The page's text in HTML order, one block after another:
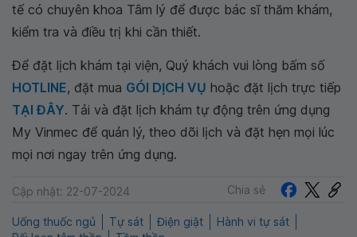
tế có chuyên khoa Tâm lý để được bác sĩ thăm khám,
kiểm tra và điều trị khi cần thiết.
Để đặt lịch khám tại viện, Quý khách vui lòng bấm số
HOTLINE, đặt mua GÓI DỊCH VỤ hoặc đặt lịch trực tiếp
TẠI ĐÂY. Tải và đặt lịch khám tự động trên ứng dụng
My Vinmec để quản lý, theo dõi lịch và đặt hẹn mọi lúc
mọi nơi ngay trên ứng dụng.
Cập nhật: 22-07-2024 Chia sẻ
Uống thuốc ngủ Tự sát Điện giật
Hành vi tự sát